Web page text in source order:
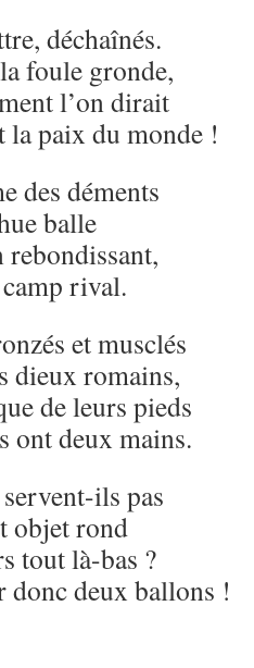
déchaînés.
foule gronde,
l’on dirait
la paix du monde !
des déments
balle
rebondissant,
rival.
et musclés
dieux romains,
de leurs pieds
ont deux mains.
ils pas
objet rond
tout là-bas ?
deux ballons !